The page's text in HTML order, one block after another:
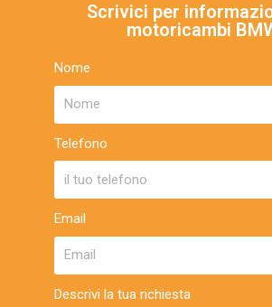
Scrivici per
motoricambi
Nome
Telefono
Email
Descrivi la tua richiesta